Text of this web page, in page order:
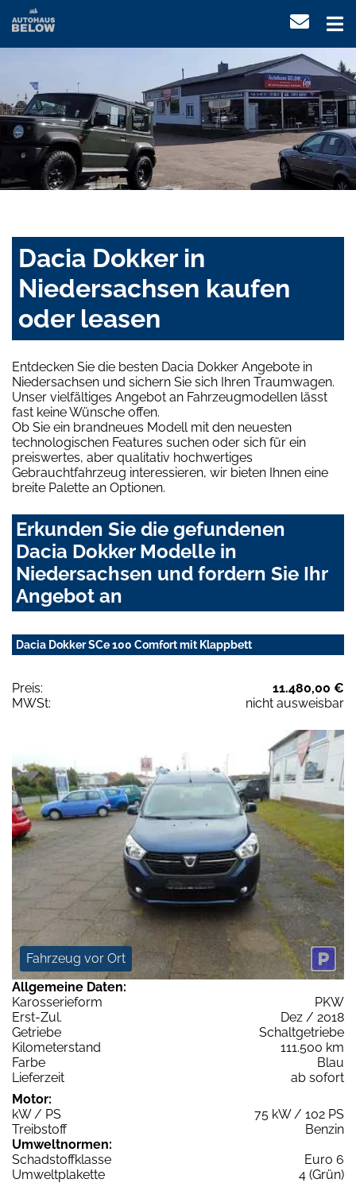
Dacia Dokker in
Niedersachsen kaufen
oder leasen
Entdecken Sie die besten Dacia Dokker Angebote in
Niedersachsen und sichern Sie sich Ihren Traumwagen.
Unser vielfältiges Angebot an Fahrzeugmodellen lässt
fast keine Wünsche offen.
Ob Sie ein brandneues Modell mit den neuesten
technologischen Features suchen oder sich für ein
preiswertes, aber qualitativ hochwertiges
Gebrauchtfahrzeug interessieren, wir bieten Ihnen eine
breite Palette an Optionen.
Erkunden Sie die gefundenen
Dacia Dokker Modelle in
Niedersachsen und fordern Sie Ihr
Angebot an
Dacia Dokker SCe 100 Comfort mit Klappbett
Preis:
11.480,00 €
MWSt:
nicht ausweisbar
Fahrzeug vor Ort
Allgemeine Daten:
Karosserieform
PKW
Erst-Zul.
Dez / 2018
Getriebe
Schaltgetriebe
Kilometerstand
111.500 km
Farbe
Blau
Lieferzeit
ab sofort
Motor:
kW / PS
75 kW / 102 PS
Treibstoff
Benzin
Umweltnormen:
Schadstoffklasse
Euro 6
Umweltplakette
4 (Grün)